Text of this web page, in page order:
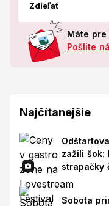
Zdieľať
Máte
Pošlite
Najčítanejšie
zažili šok:
strapačky
Sobota